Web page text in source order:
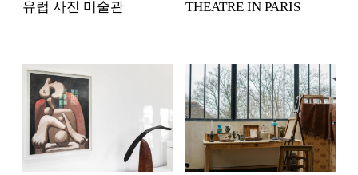
유럽 사진 미술관 THEATRE IN PARIS